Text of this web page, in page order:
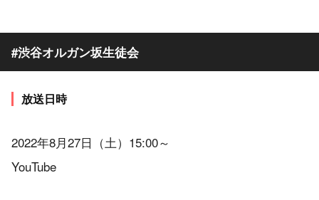
#渋谷オルガン坂生徒会
放送日時
2022年8月27日（土）15:00～
YouTube